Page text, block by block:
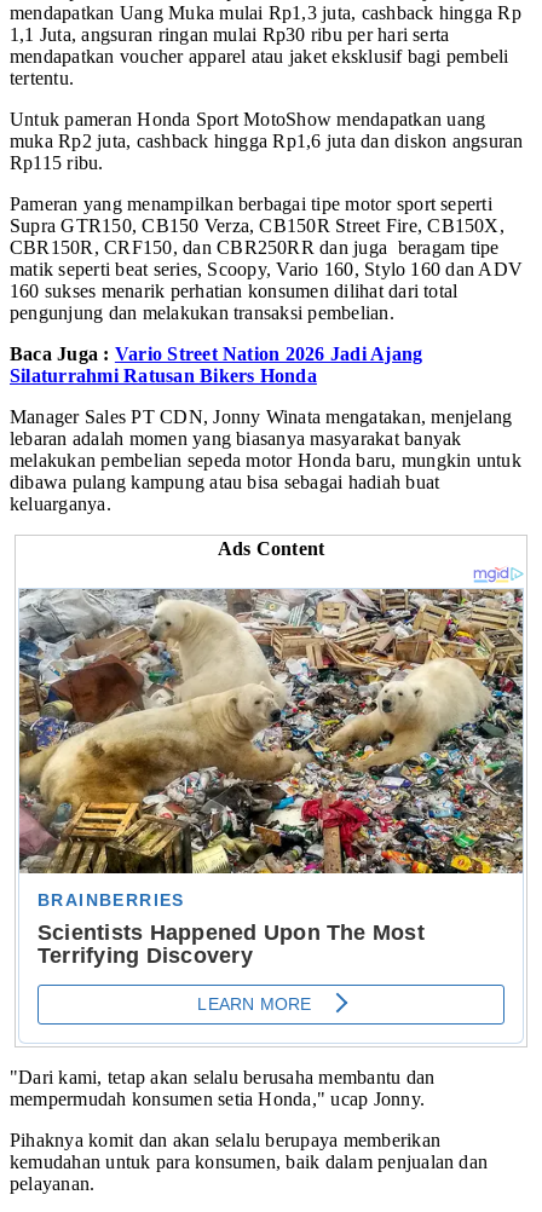
mendapatkan Uang Muka mulai Rp1,3 juta, cashback hingga Rp
1,1 Juta, angsuran ringan mulai Rp30 ribu per hari serta
mendapatkan voucher apparel atau jaket eksklusif bagi pembeli
tertentu.
Untuk pameran Honda Sport MotoShow mendapatkan uang
muka Rp2 juta, cashback hingga Rp1,6 juta dan diskon angsuran
Rp115 ribu.
Pameran yang menampilkan berbagai tipe motor sport seperti
Supra GTR150, CB150 Verza, CB150R Street Fire, CB150X,
CBR150R, CRF150, dan CBR250RR dan juga beragam tipe
matik seperti beat series, Scoopy, Vario 160, Stylo 160 dan ADV
160 sukses menarik perhatian konsumen dilihat dari total
pengunjung dan melakukan transaksi pembelian.
Baca Juga : Vario Street Nation 2026 Jadi Ajang
Silaturrahmi Ratusan Bikers Honda
Manager Sales PT CDN, Jonny Winata mengatakan, menjelang
lebaran adalah momen yang biasanya masyarakat banyak
melakukan pembelian sepeda motor Honda baru, mungkin untuk
dibawa pulang kampung atau bisa sebagai hadiah buat
keluarganya.
Ads Content
"Dari kami, tetap akan selalu berusaha membantu dan
mempermudah konsumen setia Honda," ucap Jonny.
Pihaknya komit dan akan selalu berupaya memberikan
kemudahan untuk para konsumen, baik dalam penjualan dan
pelayanan.